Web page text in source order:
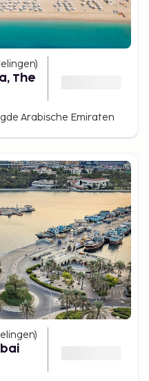
)
The
Arabische Emiraten
)